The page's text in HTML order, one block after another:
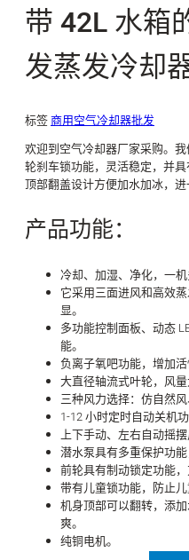
带 42L 水箱
发蒸发冷却
标签 商用空气冷却器批发
欢迎到空气冷却器厂家采购。
轮刹车锁功能，灵活稳定，并具
顶部翻盖设计方便加水加冰，进
产品功能：
冷却、加湿、净化，一机
它采用三面进风和高效
显。
多功能控制面板、动态
能。
负离子氧吧功能，增加活
大直径轴流式叶轮，风量
三种风力选择：仿自然风
1-12 小时定时自动关机功
上下手动、左右自动摇
潜水泵具有多重保护功
前轮具有制动锁定功能，
带有儿童锁功能，防止儿
机身顶部可以翻转，添
爽。
纯铜电机。